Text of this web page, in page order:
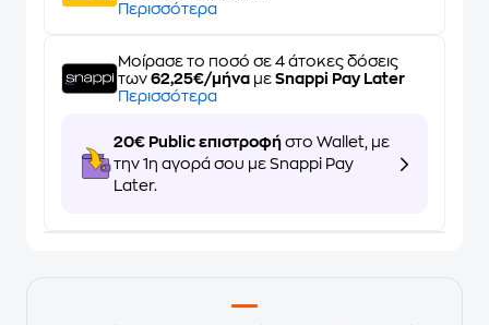
Περισσότερα
Μοίρασε το ποσό σε 4 άτοκες δόσεις
των 62,25€/μήνα με Snappi Pay Later
Περισσότερα
20€ Public επιστροφή στο Wallet, με
την 1η αγορά σου με Snappi Pay
Later.